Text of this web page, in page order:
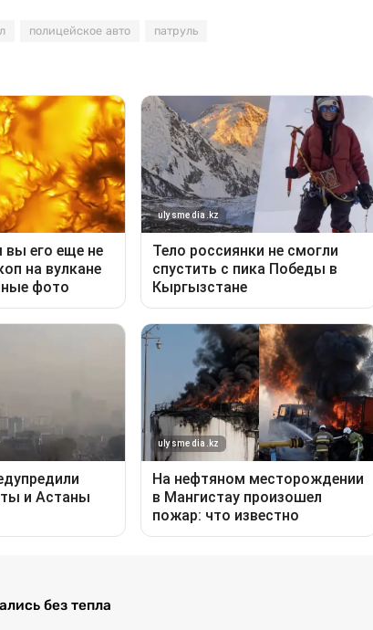
полицейское авто патруль
без тепла